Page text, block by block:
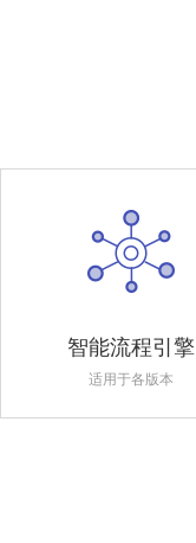
智能流程引擎
适用于各版本